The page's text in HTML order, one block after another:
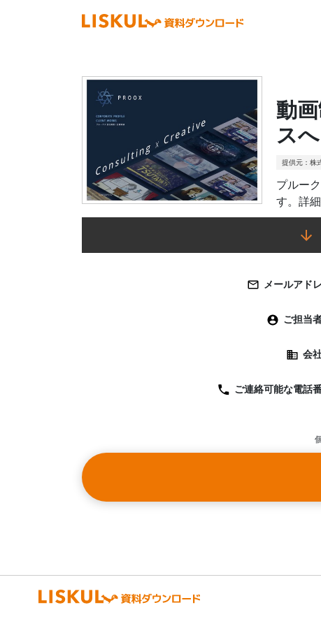
動
スへ
提供元：株
プルー
す。詳
メールアド
ご担当
会
ご連絡可能な電話